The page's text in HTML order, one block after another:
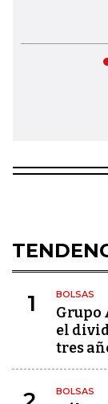
1 BOLSAS
Grupo
el
tres
BOLSAS